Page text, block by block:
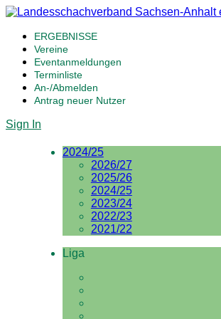
ERGEBNISSE
Vereine
Eventanmeldungen
Terminliste
An-/Abmelden
Antrag neuer Nutzer
Sign In
2024/25
2026/27
2025/26
2024/25
2023/24
2022/23
2021/22
Liga